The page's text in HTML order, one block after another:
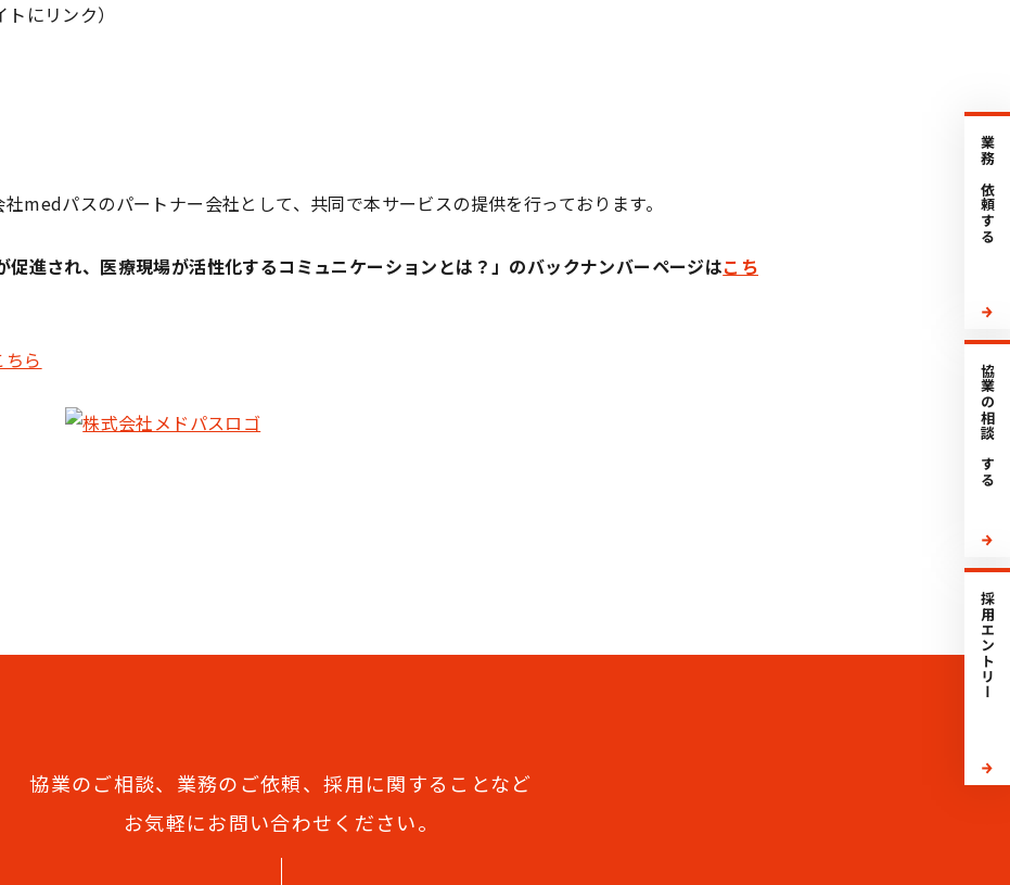
にリンク）
medパスのパートナー会社として、共同で本サービスの提供を行っております。
進され、医療現場が活性化するコミュニケーションとは？」のバックナンバーページはこち
ちら
協業のご相談、業務のご依頼、採用に関することなど
お気軽にお問い合わせください。
業務を依頼する
協業の相談をする
採用エントリー